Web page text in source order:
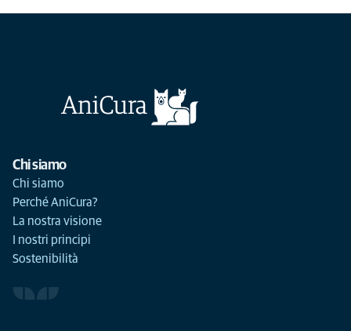
Chi siamo
Chi siamo
Perché AniCura?
La nostra visione
I nostri principi
Sostenibilità